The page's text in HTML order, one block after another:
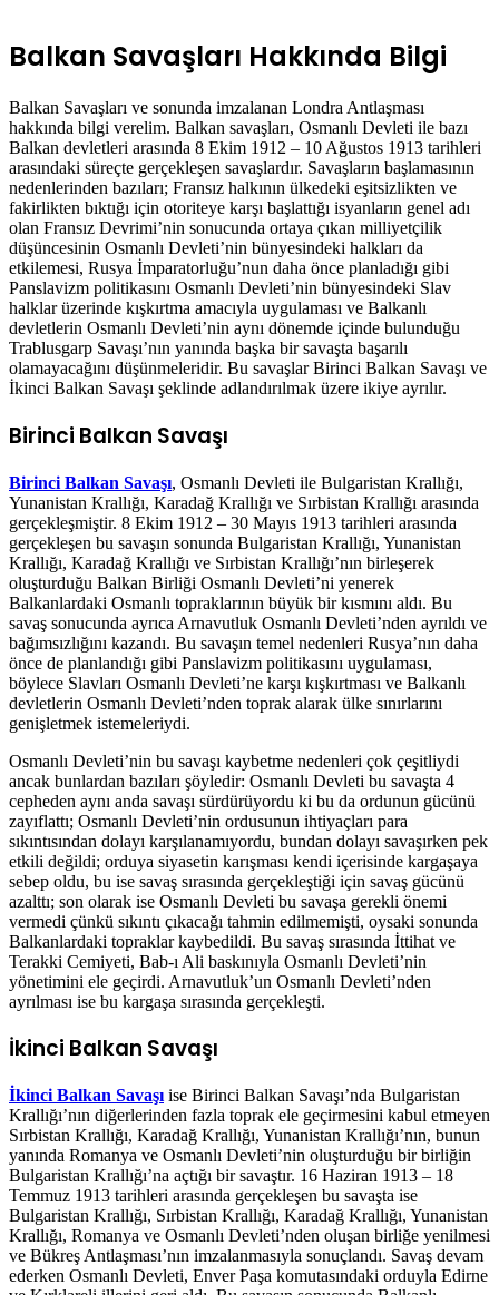
Balkan Savaşları Hakkında Bilgi
Balkan Savaşları ve sonunda imzalanan Londra Antlaşması
hakkında bilgi verelim. Balkan savaşları, Osmanlı Devleti ile bazı
Balkan devletleri arasında 8 Ekim 1912 – 10 Ağustos 1913 tarihleri
arasındaki süreçte gerçekleşen savaşlardır. Savaşların başlamasının
nedenlerinden bazıları; Fransız halkının ülkedeki eşitsizlikten ve
fakirlikten bıktığı için otoriteye karşı başlattığı isyanların genel adı
olan Fransız Devrimi’nin sonucunda ortaya çıkan milliyetçilik
düşüncesinin Osmanlı Devleti’nin bünyesindeki halkları da
etkilemesi, Rusya İmparatorluğu’nun daha önce planladığı gibi
Panslavizm politikasını Osmanlı Devleti’nin bünyesindeki Slav
halklar üzerinde kışkırtma amacıyla uygulaması ve Balkanlı
devletlerin Osmanlı Devleti’nin aynı dönemde içinde bulunduğu
Trablusgarp Savaşı’nın yanında başka bir savaşta başarılı
olamayacağını düşünmeleridir. Bu savaşlar Birinci Balkan Savaşı ve
İkinci Balkan Savaşı şeklinde adlandırılmak üzere ikiye ayrılır.
Birinci Balkan Savaşı
Birinci Balkan Savaşı, Osmanlı Devleti ile Bulgaristan Krallığı,
Yunanistan Krallığı, Karadağ Krallığı ve Sırbistan Krallığı arasında
gerçekleşmiştir. 8 Ekim 1912 – 30 Mayıs 1913 tarihleri arasında
gerçekleşen bu savaşın sonunda Bulgaristan Krallığı, Yunanistan
Krallığı, Karadağ Krallığı ve Sırbistan Krallığı’nın birleşerek
oluşturduğu Balkan Birliği Osmanlı Devleti’ni yenerek
Balkanlardaki Osmanlı topraklarının büyük bir kısmını aldı. Bu
savaş sonucunda ayrıca Arnavutluk Osmanlı Devleti’nden ayrıldı ve
bağımsızlığını kazandı. Bu savaşın temel nedenleri Rusya’nın daha
önce de planlandığı gibi Panslavizm politikasını uygulaması,
böylece Slavları Osmanlı Devleti’ne karşı kışkırtması ve Balkanlı
devletlerin Osmanlı Devleti’nden toprak alarak ülke sınırlarını
genişletmek istemeleriydi.
Osmanlı Devleti’nin bu savaşı kaybetme nedenleri çok çeşitliydi
ancak bunlardan bazıları şöyledir: Osmanlı Devleti bu savaşta 4
cepheden aynı anda savaşı sürdürüyordu ki bu da ordunun gücünü
zayıflattı; Osmanlı Devleti’nin ordusunun ihtiyaçları para
sıkıntısından dolayı karşılanamıyordu, bundan dolayı savaşırken pek
etkili değildi; orduya siyasetin karışması kendi içerisinde kargaşaya
sebep oldu, bu ise savaş sırasında gerçekleştiği için savaş gücünü
azalttı; son olarak ise Osmanlı Devleti bu savaşa gerekli önemi
vermedi çünkü sıkıntı çıkacağı tahmin edilmemişti, oysaki sonunda
Balkanlardaki topraklar kaybedildi. Bu savaş sırasında İttihat ve
Terakki Cemiyeti, Bab-ı Ali baskınıyla Osmanlı Devleti’nin
yönetimini ele geçirdi. Arnavutluk’un Osmanlı Devleti’nden
ayrılması ise bu kargaşa sırasında gerçekleşti.
İkinci Balkan Savaşı
İkinci Balkan Savaşı ise Birinci Balkan Savaşı’nda Bulgaristan
Krallığı’nın diğerlerinden fazla toprak ele geçirmesini kabul etmeyen
Sırbistan Krallığı, Karadağ Krallığı, Yunanistan Krallığı’nın, bunun
yanında Romanya ve Osmanlı Devleti’nin oluşturduğu bir birliğin
Bulgaristan Krallığı’na açtığı bir savaştır. 16 Haziran 1913 – 18
Temmuz 1913 tarihleri arasında gerçekleşen bu savaşta ise
Bulgaristan Krallığı, Sırbistan Krallığı, Karadağ Krallığı, Yunanistan
Krallığı, Romanya ve Osmanlı Devleti’nden oluşan birliğe yenilmesi
ve Bükreş Antlaşması’nın imzalanmasıyla sonuçlandı. Savaş devam
ederken Osmanlı Devleti, Enver Paşa komutasındaki orduyla Edirne